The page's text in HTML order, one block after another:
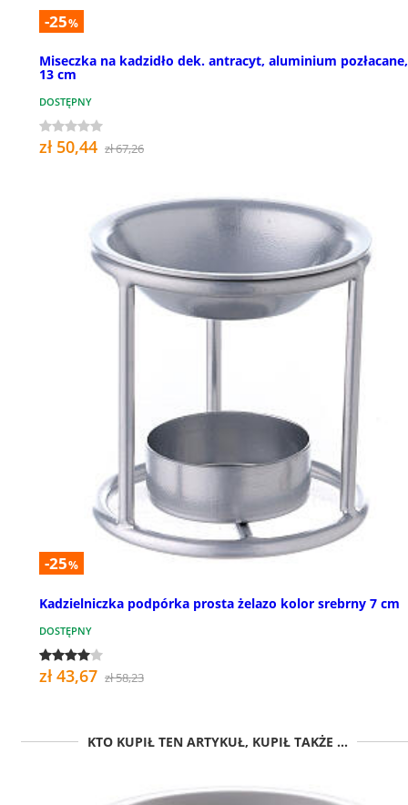
-25%
Miseczka na kadzidło dek. antracyt, aluminium
13 cm
DOSTĘPNY
zł 50,44 zł 67,26
-25%
Kadzielniczka podpórka prosta żelazo kolor srebrny 7 cm
DOSTĘPNY
zł 43,67 zł 58,23
KTO KUPIŁ TEN ARTYKUŁ, KUPIŁ TAKŻE ...